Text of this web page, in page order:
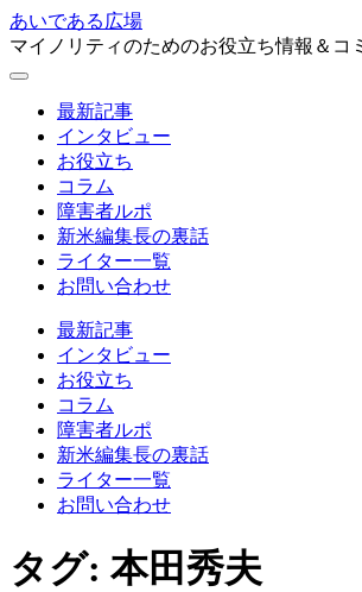
あいである広場
マイノリティのためのお役立ち情報＆コ
最新記事
インタビュー
お役立ち
コラム
障害者ルポ
新米編集長の裏話
ライター一覧
お問い合わせ
最新記事
インタビュー
お役立ち
コラム
障害者ルポ
新米編集長の裏話
ライター一覧
お問い合わせ
タグ: 本田秀夫